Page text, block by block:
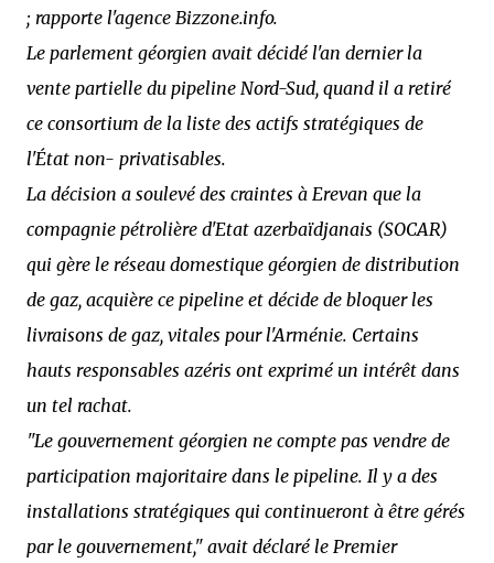
; rapporte l'agence Bizzone.info.
Le parlement géorgien avait décidé l'an dernier la
vente partielle du pipeline Nord-Sud, quand il a retiré
ce consortium de la liste des actifs stratégiques de
l'État non- privatisables.
La décision a soulevé des craintes à Erevan que la
compagnie pétrolière d'Etat azerbaïdjanais (SOCAR)
qui gère le réseau domestique géorgien de distribution
de gaz, acquière ce pipeline et décide de bloquer les
livraisons de gaz, vitales pour l'Arménie. Certains
hauts responsables azéris ont exprimé un intérêt dans
un tel rachat.
"Le gouvernement géorgien ne compte pas vendre de
participation majoritaire dans le pipeline. Il y a des
installations stratégiques qui continueront à être gérés
par le gouvernement," avait déclaré le Premier